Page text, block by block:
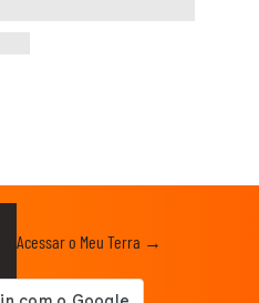
Acessar o Meu Terra →